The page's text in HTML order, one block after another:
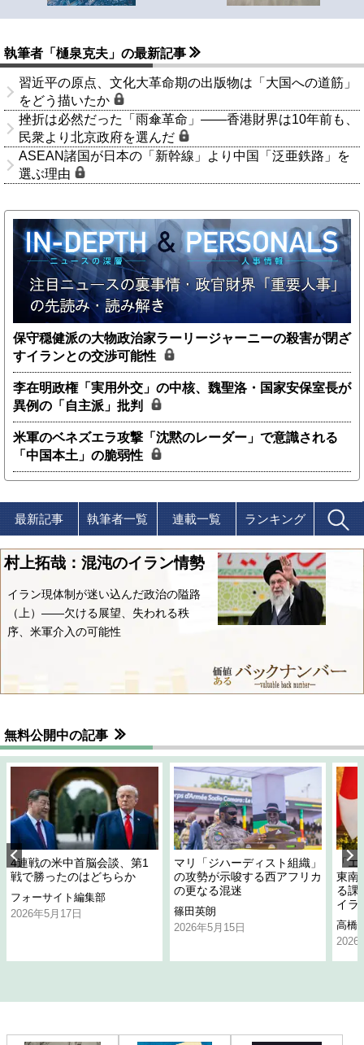
執筆者「樋泉克夫」の最新記事
習近平の原点、文化大革命期の出版物は「大国への道筋」
をどう描いたか
挫折は必然だった「雨傘革命」――香港財界は10年前も、
民衆より北京政府を選んだ
ASEAN諸国が日本の「新幹線」より中国「泛亜鉄路」を
選ぶ理由
保守穏健派の大物政治家ラーリージャーニーの殺害が閉ざ
すイランとの交渉可能性
李在明政権「実用外交」の中核、魏聖洛・国家安保室長が
異例の「自主派」批判
米軍のベネズエラ攻撃「沈黙のレーダー」で意識される
「中国本土」の脆弱性
最新記事 執筆者一覧 連載一覧 ランキング
村上拓哉：混沌のイラン情勢
イラン現体制が迷い込んだ政治の隘路
（上）――欠ける展望、失われる秩
序、米軍介入の可能性
無料公開中の記事
4連戦の米中首脳会談、第1
戦で勝ったのはどちらか
フォーサイト編集部
2026年5月17日
マリ「ジハーディスト組織」
の攻勢が示唆する西アフリカ
の更なる混迷
篠田英朗
2026年5月15日
「
東南
る課
イラ
高橋
2026